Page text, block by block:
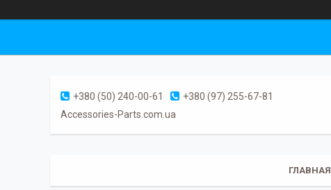
+380 (50) 240-00-61
+380 (97) 255-67-81
Accessories-Parts.com.ua
ГЛАВНАЯ